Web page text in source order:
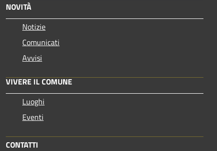
NOVITÀ
Notizie
Comunicati
Avvisi
VIVERE IL COMUNE
Luoghi
Eventi
CONTATTI